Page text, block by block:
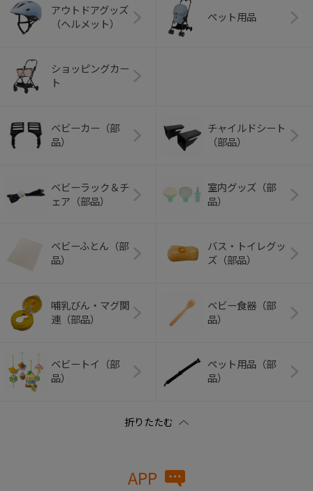
アウトドアグッズ
（ヘルメット）
ペット用品
ショッピングカー
ト
ベビーカー（部
品）
チャイルドシート
（部品）
ベビーラック＆チ
ェア（部品）
室内グッズ（部
品）
ベビーふとん（部
品）
バス・トイレグッ
ズ（部品）
哺乳びん・マグ関
連（部品）
ベビー食器（部
品）
ベビートイ（部
品）
ペット用品（部
品）
APP